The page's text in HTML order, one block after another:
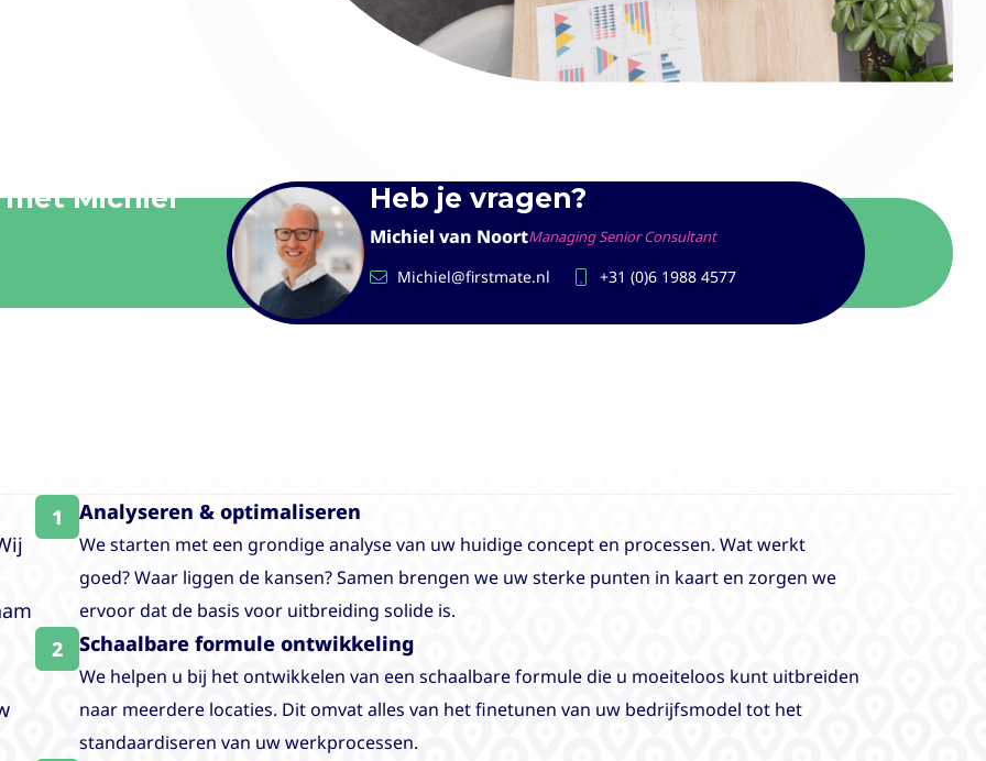
Michiel Heb je vragen?
Michiel van NoortManaging Senior Consultant
Michiel@firstmate.nl +31 (0)6 1988 4577
1 Analyseren & optimaliseren
We starten met een grondige analyse van uw huidige concept en processen. Wat werkt
goed? Waar liggen de kansen? Samen brengen we uw sterke punten in kaart en zorgen we
ervoor dat de basis voor uitbreiding solide is.
2 Schaalbare formule ontwikkeling
We helpen u bij het ontwikkelen van een schaalbare formule die u moeiteloos kunt uitbreiden
naar meerdere locaties. Dit omvat alles van het finetunen van uw bedrijfsmodel tot het
standaardiseren van uw werkprocessen.